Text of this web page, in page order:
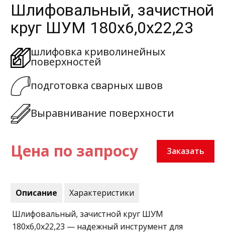
Шлифовальный, зачистной
круг ШУМ 180х6,0х22,23
шлифовка криволинейных
поверхностей
подготовка сварных швов
Выравнивание поверхности
Цена по запросу Заказать
Описание
Характеристики
Шлифовальный, зачистной круг ШУМ
180х6,0х22,23 — надежный инструмент для